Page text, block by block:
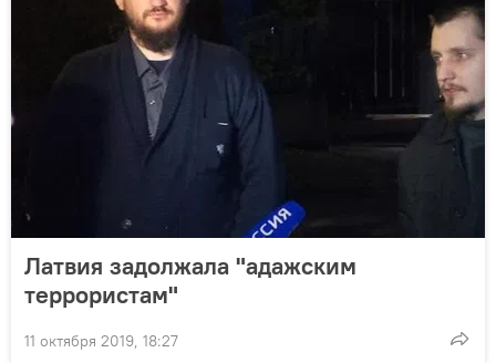
Латвия задолжала "адажским
террористам"
11 октября 2019, 18:27